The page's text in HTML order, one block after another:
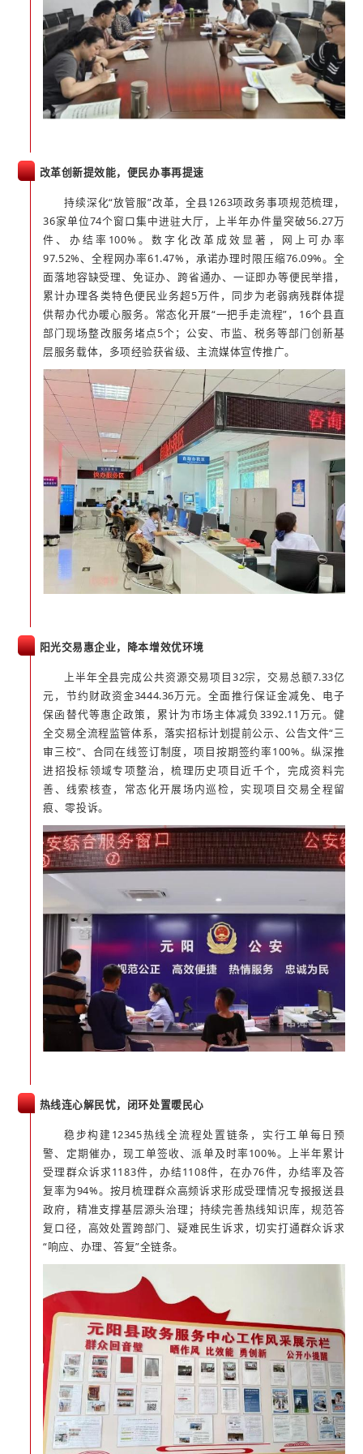
改革创新提效能，便民办事再提速
持续深化“放管服”改革，全县1263项政务事项规范梳理，
36家单位74个窗口集中进驻大厅，上半年办件量突破56.27万
件、办结率100%。数字化改革成效显著，网上可办率
97.52%、全程网办率61.47%，承诺办理时限压缩76.09%。全
面落地容缺受理、免证办、跨省通办、一证即办等便民举措，
累计办理各类特色便民业务超5万件，同步为老弱病残群体提
供帮办代办暖心服务。常态化开展“一把手走流程”，16个县直
部门现场整改服务堵点5个；公安、市监、税务等部门创新基
层服务载体，多项经验获省级、主流媒体宣传推广。
阳光交易惠企业，降本增效优环境
上半年全县完成公共资源交易项目32宗，交易总额7.33亿
元，节约财政资金3444.36万元。全面推行保证金减免、电子
保函替代等惠企政策，累计为市场主体减负3392.11万元。健
全交易全流程监管体系，落实招标计划提前公示、公告文件“三
审三校”、合同在线签订制度，项目按期签约率100%。纵深推
进招投标领域专项整治，梳理历史项目近千个，完成资料完
善、线索核查，常态化开展场内巡检，实现项目交易全程留
痕、零投诉。
热线连心解民忧，闭环处置暖民心
稳步构建12345热线全流程处置链条，实行工单每日预
警、定期催办，现工单签收、派单及时率100%。上半年累计
受理群众诉求1183件，办结1108件，在办76件，办结率及答
复率为94%。按月梳理群众高频诉求形成受理情况专报报送县
政府，精准支撑基层源头治理；持续完善热线知识库，规范答
复口径，高效处置跨部门、疑难民生诉求，切实打通群众诉求
“响应、办理、答复”全链条。